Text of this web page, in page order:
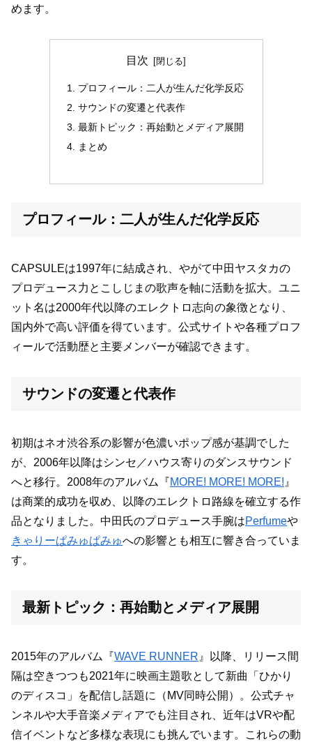
めます。
目次
プロフィール：二人が生んだ化学反応
サウンドの変遷と代表作
最新トピック：再始動とメディア展開
まとめ
プロフィール：二人が生んだ化学反応
CAPSULEは1997年に結成され、やがて中田ヤスタカの
プロデュース力とこしじまの歌声を軸に活動を拡大。ユニ
ット名は2000年代以降のエレクトロ志向の象徴となり、
国内外で高い評価を得ています。公式サイトや各種プロフ
ィールで活動歴と主要メンバーが確認できます。
サウンドの変遷と代表作
初期はネオ渋谷系の影響が色濃いポップ感が基調でした
が、2006年以降はシンセ／ハウス寄りのダンスサウンド
へと移行。2008年のアルバム『MORE! MORE! MORE! 』
は商業的成功を収め、以降のエレクトロ路線を確立する作
品となりました。中田氏のプロデュース手腕はPerfumeや
きゃりーぱみゅぱみゅへの影響とも相互に響き合っていま
す。
最新トピック：再始動とメディア展開
2015年のアルバム『WAVE RUNNER 』以降、リリース間
隔は空きつつも2021年に映画主題歌として新曲「ひかり
のディスコ」を配信し話題に（MV同時公開）。公式チャ
ンネルや大手音楽メディアでも注目され、近年はVRや配
信イベントなど多様な表現にも挑んでいます。これらの動